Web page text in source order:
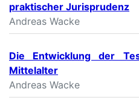
praktischer Jurisprudenz
Andreas Wacke
Die Entwicklung der
Mittelalter
Andreas Wacke